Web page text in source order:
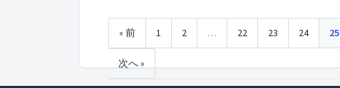
« 前 1 2 … 22 23 24 25
次へ »